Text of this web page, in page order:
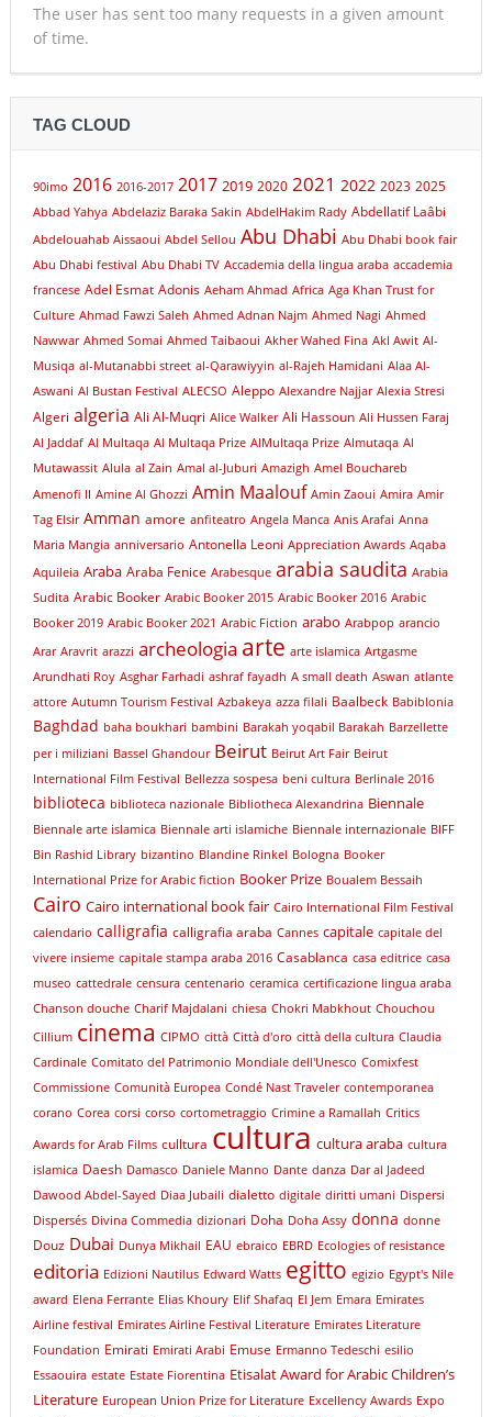
The user has sent too many requests in a given amount
of time.
TAG CLOUD
90imo 2016 2016-2017 2017 2019 2020 2021 2022 2023 2025
Abbad Yahya Abdelaziz Baraka Sakin AbdelHakim Rady Abdellatif Laâbi
Abdelouahab Aissaoui Abdel Sellou Abu Dhabi Abu Dhabi book fair
Abu Dhabi festival Abu Dhabi TV Accademia della lingua araba accademia
francese Adel Esmat Adonis Aeham Ahmad Africa Aga Khan Trust for
Culture Ahmad Fawzi Saleh Ahmed Adnan Najm Ahmed Nagi Ahmed
Nawwar Ahmed Somai Ahmed Taibaoui Akher Wahed Fina Akl Awit Al-
Musiqa al-Mutanabbi street al-Qarawiyyin al-Rajeh Hamidani Alaa Al-
Aswani Al Bustan Festival ALECSO Aleppo Alexandre Najjar Alexia Stresi
Algeri algeria Ali Al-Muqri Alice Walker Ali Hassoun Ali Hussen Faraj
Al Jaddaf Al Multaqa Al Multaqa Prize AlMultaqa Prize Almutaqa Al
Mutawassit Alula al Zain Amal al-Juburi Amazigh Amel Bouchareb
Amenofi II Amine Al Ghozzi Amin Maalouf Amin Zaoui Amira Amir
Tag Elsir Amman amore anfiteatro Angela Manca Anis Arafai Anna
Maria Mangia anniversario Antonella Leoni Appreciation Awards Aqaba
Aquileia Araba Araba Fenice Arabesque arabia saudita Arabia
Sudita Arabic Booker Arabic Booker 2015 Arabic Booker 2016 Arabic
Booker 2019 Arabic Booker 2021 Arabic Fiction arabo Arabpop arancio
Arar Aravrit arazzi archeologia arte arte islamica Artgasme
Arundhati Roy Asghar Farhadi ashraf fayadh A small death Aswan atlante
attore Autumn Tourism Festival Azbakeya azza filali Baalbeck Babiblonia
Baghdad baha boukhari bambini Barakah yoqabil Barakah Barzellette
per i miliziani Bassel Ghandour Beirut Beirut Art Fair Beirut
International Film Festival Bellezza sospesa beni cultura Berlinale 2016
biblioteca biblioteca nazionale Bibliotheca Alexandrina Biennale
Biennale arte islamica Biennale arti islamiche Biennale internazionale BIFF
Bin Rashid Library bizantino Blandine Rinkel Bologna Booker
International Prize for Arabic fiction Booker Prize Boualem Bessaih
Cairo Cairo international book fair Cairo International Film Festival
calendario calligrafia calligrafia araba Cannes capitale capitale del
vivere insieme capitale stampa araba 2016 Casablanca casa editrice casa
museo cattedrale censura centenario ceramica certificazione lingua araba
Chanson douche Charif Majdalani chiesa Chokri Mabkhout Chouchou
Cillium cinema CIPMO città Città d'oro città della cultura Claudia
Cardinale Comitato del Patrimonio Mondiale dell'Unesco Comixfest
Commissione Comunità Europea Condé Nast Traveler contemporanea
corano Corea corsi corso cortometraggio Crimine a Ramallah Critics
Awards for Arab Films culltura cultura cultura araba cultura
islamica Daesh Damasco Daniele Manno Dante danza Dar al Jadeed
Dawood Abdel-Sayed Diaa Jubaili dialetto digitale diritti umani Dispersi
Dispersés Divina Commedia dizionari Doha Doha Assy donna donne
Douz Dubai Dunya Mikhail EAU ebraico EBRD Ecologies of resistance
editoria Edizioni Nautilus Edward Watts egitto egizio Egypt's Nile
award Elena Ferrante Elias Khoury Elif Shafaq El Jem Emara Emirates
Airline festival Emirates Airline Festival Literature Emirates Literature
Foundation Emirati Emirati Arabi Emuse Ermanno Tedeschi esilio
Essaouira estate Estate Fiorentina Etisalat Award for Arabic Children’s
Literature European Union Prize for Literature Excellency Awards Expo